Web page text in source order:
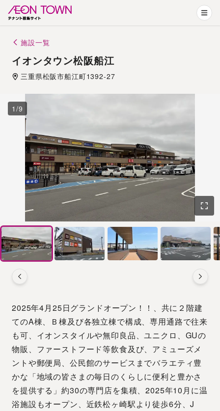
施設一覧
イオンタウン松阪船江
三重県松阪市船江町1392-27
1 /9
2025年4月25日グランドオープン！！、共に２階建
てのA棟、Ｂ棟及び各独立棟で構成、専用通路で往来
も可、イオンスタイルや無印良品、ユニクロ、GUの
物販、ファーストフード等飲食及び、アミューズメ
ントや郵便局、公民館のサービスまでバラエティ豊
かな「地域の皆さまの毎日のくらしに便利と豊かさ
を提供する」約30の専門店を集積、2025年10月に温
浴施設もオープン、近鉄松ヶ崎駅より徒歩6分、J